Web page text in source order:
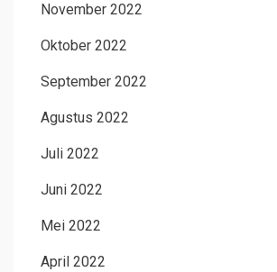
November 2022
Oktober 2022
September 2022
Agustus 2022
Juli 2022
Juni 2022
Mei 2022
April 2022